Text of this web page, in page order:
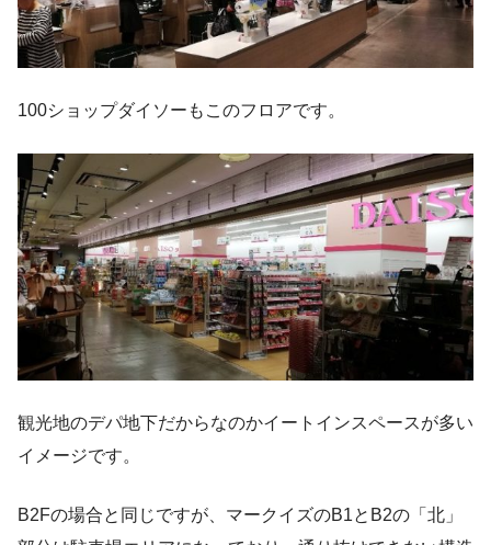
100ショップダイソーもこのフロアです。
観光地のデパ地下だからなのかイートインスペースが多い
イメージです。
B2Fの場合と同じですが、マークイズのB1とB2の「北」